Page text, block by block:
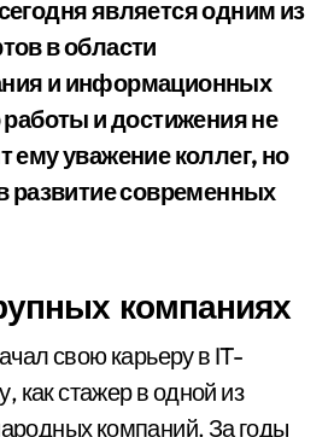
является одним из
в области
и информационных
работы и достижения не
ему уважение коллег, но
развитие современных
компаниях
свою карьеру в IT-
как стажер в одной из
компаний. За годы